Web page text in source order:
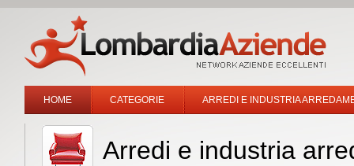
HOME CATEGORIE ARREDI E INDUSTRIA
Arredi e industria